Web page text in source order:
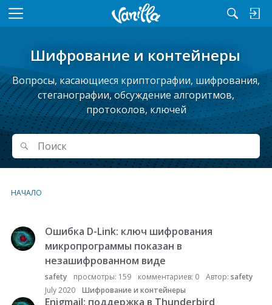
M
Шифрование и контейнеры
Вопросы, касающиеся криптографии, шифрования,
стеганографии, обсуждение алгоритмов,
протоколов, ключей
Поиск
Поиск
НАЧАЛО
С
п
к
Ошибка D-Link: ключ шифрования
микропрограммы показан в
незашифрованном виде
safety просмотры: 159 комментариев: 0 Автор: safety
July 2020
Шифрование и контейнеры
Enigmail: поддержка в Thunderbird